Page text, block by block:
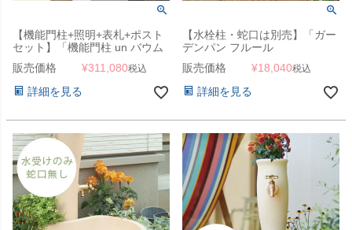
【機能門柱+照明+表札+ポスト
セット】「機能門柱 un バウム
（BAUM）」
販売価格 ¥311,080税込
詳細を見る
【水栓柱・蛇口は別売】「ガー
デンパン フルール
（FLEUR）」
販売価格 ¥18,040税込
詳細を見る